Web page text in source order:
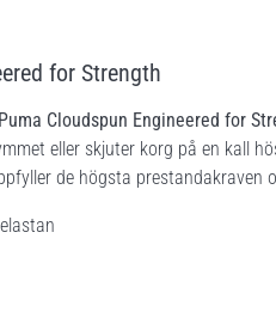
for Strength
Puma Cloudspun Engineered for
eller skjuter korg på en kall
de högsta